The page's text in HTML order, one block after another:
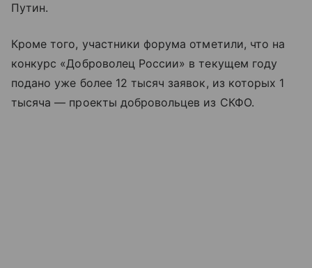
Путин.
Кроме того, участники форума отметили, что на
конкурс «Доброволец России» в текущем году
подано уже более 12 тысяч заявок, из которых 1
тысяча — проекты добровольцев из СКФО.